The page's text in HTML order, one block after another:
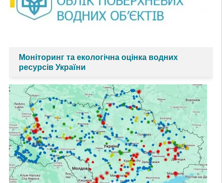
Моніторинг та екологічна оцінка водних
ресурсів України